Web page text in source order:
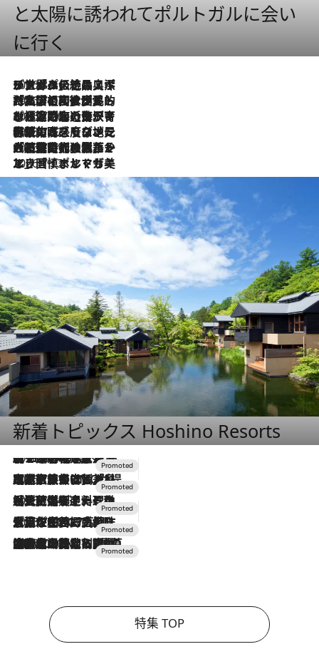
と太陽に誘われてポルトガルに会い
に行く
2026.8.8
リスボンの絶品スイーツ「パステル・デ・ナタ」とは？ポルトガル伝統の奥深い世界へ
2026.7.27
「私の祖国はポルトガル語です」国民的詩人フェルナンド・ペソアと、彼が愛した文学の街を歩く
2026.7.26
ポルトガル近海が育む極上の海の幸。キリリと冷えた白ワインと愉しむ、シーフード専門店の贅沢
2026.7.22
伝統の味をモダンに昇華。高感度な地元客が集う、リスボンの最旬ガストロノミー
2026.7.21
大航海時代の栄華から、震災、独裁、そして革命へ。ポルトガル・首都リスボンの石畳に刻まれた「歴史の光と影」
2026.7.13
エッセイ・ヤマザキマリ「慎ましくも美しき国 ポルトガル」
新着トピックス Hoshino Resorts
2026.8.7
【トンボの足水浴】ヒノキの香りに包まれて涼感マックス！約13℃の湧水かけ流しを避暑地「星野温泉 トンボの湯」で体験
2026.7.31
【ホテル帰省】という選択肢をOMOが提案。家族とほどよい距離を保つには「昼は実家、夜は気兼ねなくホテルで！」
2026.7.24
【夏限定ディナーコース】旬を迎える稚鮎や花ズッキーニなどをイタリア・トスカーナの郷土料理の手法で満喫！
2026.7.17
「土佐和ハーブかき氷」がOMO7高知に登場！生姜、山椒、大葉など目にも舌にも涼を呼ぶ郷土の味
2026.7.10
NEW OPEN！【界 草津】名湯の地に誕生。趣の異なる2種の温泉と上州ならではの会席・蕎麦割烹など美食を味わう究極の癒やし旅
特集 TOP